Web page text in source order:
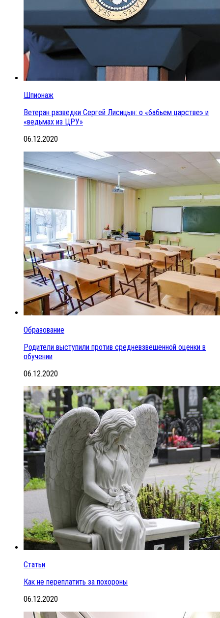
Шпионаж
Ветеран разведки Сергей Лисицын: о «бабьем царстве» и
«ведьмах из ЦРУ»
06.12.2020
Образование
Родители выступили против средневзвешенной оценки в
обучении
06.12.2020
Статьи
Как не переплатить за похороны
06.12.2020